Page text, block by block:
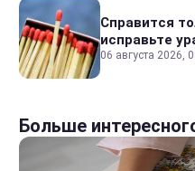
Справится
исправьте
06 августа 2026,
Больше